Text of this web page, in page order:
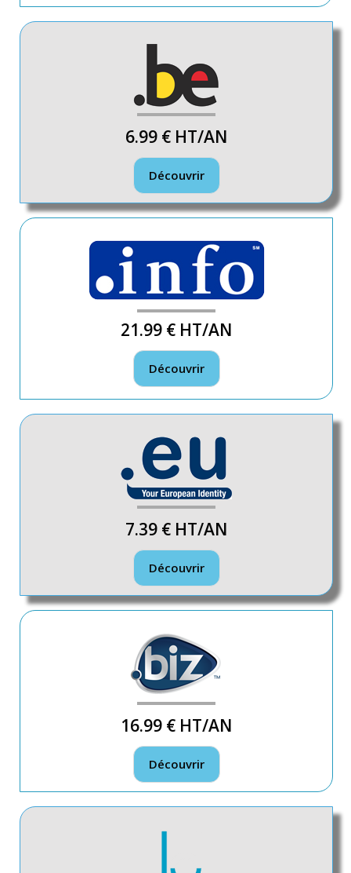
6.99 € HT/AN
Découvrir
21.99 € HT/AN
Découvrir
7.39 € HT/AN
Découvrir
16.99 € HT/AN
Découvrir